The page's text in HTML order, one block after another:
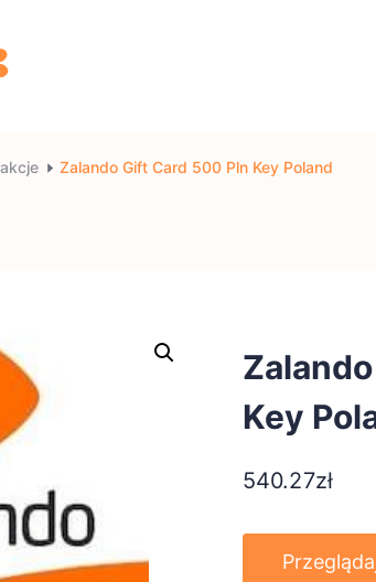
Zalando Gift Card 500 Pln Key Poland
Key
540.27zł